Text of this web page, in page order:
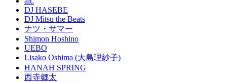
DJ HASEBE
DJ Mitsu the Beats
ナツ・サマー
Shimon Hoshino
UEBO
Lisako Oshima (大島理紗子)
HANAH SPRING
西寺郷太